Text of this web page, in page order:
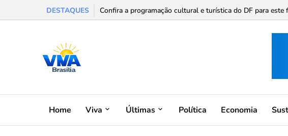
DESTAQUES Confira a programação cultural e turística do DF para este
Home Viva Últimas Política Economia